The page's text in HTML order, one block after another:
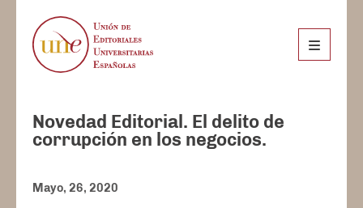
Novedad Editorial. El delito de
corrupción en los negocios.
Mayo, 26, 2020